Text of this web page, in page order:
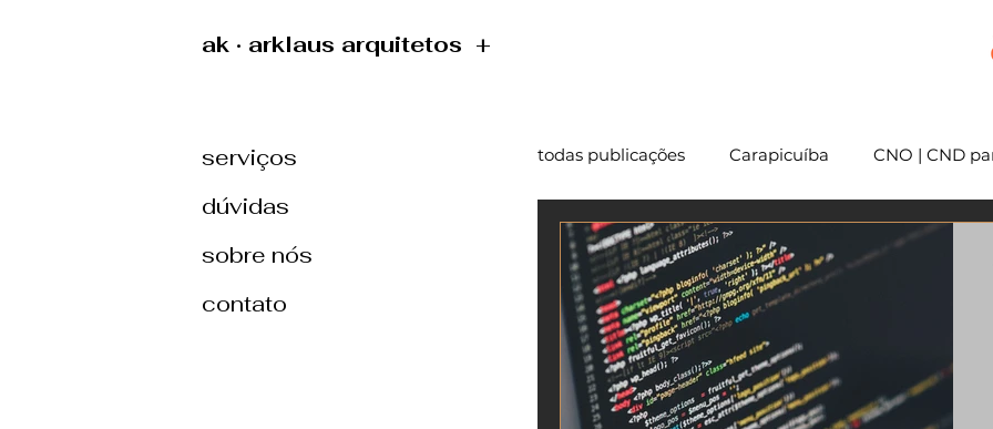
ak · arklaus arquitetos +
todas publicações Carapicuíba CNO | CND
Cartório São Paulo Usucapião
Mentoria Embu das Artes
serviços
dúvidas
sobre nós
contato